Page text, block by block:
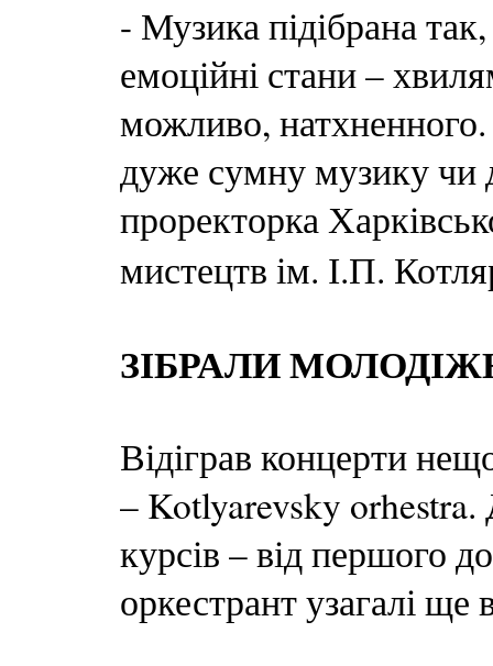
- Музика підібрана
емоційні стани –
можливо,
дуже сумну музику чи
проректорка
мистецтв ім. І.П.
ЗІБРАЛИ
Відіграв концерти
– Kotlyarevsky orhestra.
курсів – від першого
оркестрант узагалі ще